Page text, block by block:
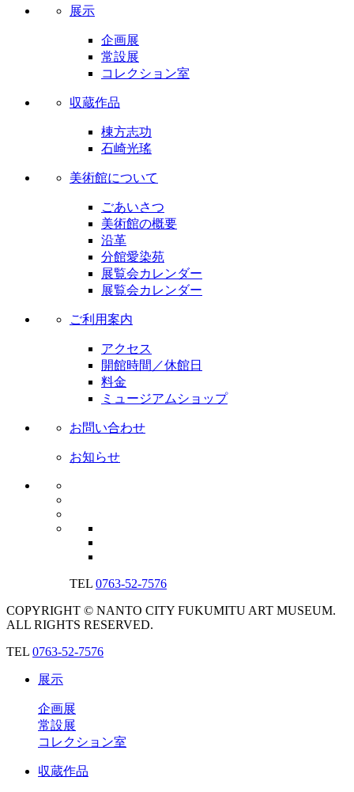
展示
企画展
常設展
コレクション室
収蔵作品
棟方志功
石崎光瑤
美術館について
ごあいさつ
美術館の概要
沿革
分館愛染苑
展覧会カレンダー
展覧会カレンダー
ご利用案内
アクセス
開館時間／休館日
料金
ミュージアムショップ
お問い合わせ
お知らせ
TEL 0763-52-7576
COPYRIGHT © NANTO CITY FUKUMITU ART MUSEUM.
ALL RIGHTS RESERVED.
TEL 0763-52-7576
展示
企画展
常設展
コレクション室
収蔵作品